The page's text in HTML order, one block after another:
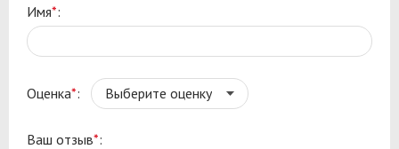
Имя*:
Оценка*:
Ваш отзыв*: